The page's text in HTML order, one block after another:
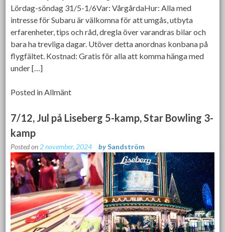
Lördag-söndag 31/5-1/6Var: VårgårdaHur: Alla med
intresse för Subaru är välkomna för att umgås, utbyta
erfarenheter, tips och råd, dregla över varandras bilar och
bara ha trevliga dagar. Utöver detta anordnas konbana på
flygfältet. Kostnad: Gratis för alla att komma hänga med
under […]
Posted inAllmänt
7/12, Jul på Liseberg 5-kamp, Star Bowling 3-
kamp
Posted on 2 november, 2024 bySandström